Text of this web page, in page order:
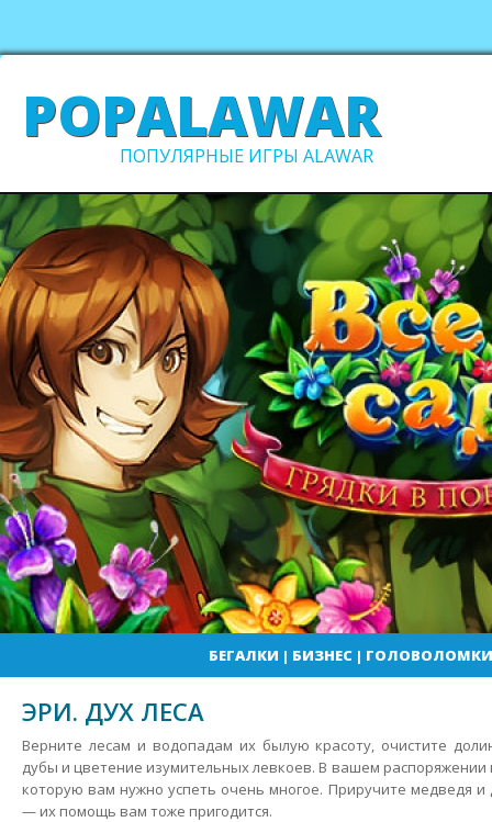
POPALAWAR
ПОПУЛЯРНЫЕ ИГРЫ ALAWAR
БЕГАЛКИ | БИЗНЕС| ГОЛОВОЛОМКИ
ЭРИ. ДУХ ЛЕСА
Верните лесам и водопадам их былую красоту, очистите
дубы и цветение изумительных левкоев. В вашем распоряжении
которую вам нужно успеть очень многое. Приручите медведя и
— их помощь вам тоже пригодится.